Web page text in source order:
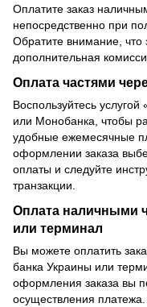
Оплатите заказ
непосредственно при
Обратите внимание, что
дополнительная
Оплата частями
Воспользуйтесь
или Монобанка, чтобы
удобные ежемесячные
оформлении заказа
оплаты и следуйте
транзакции.
Оплата наличными
или терминал
Вы можете оплатить
банка Украины или
оформления заказа вы
осуществления платежа.